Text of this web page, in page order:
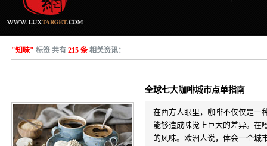
"知味" 标签 共有 215 条相关资讯：
全球七大咖啡城市点单指南
在西方人眼里，咖啡不仅仅是一
能够造成味觉上巨大的差异。在
的风味。欧洲人说，体会一个城